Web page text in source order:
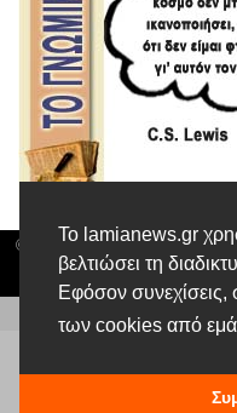
Το lamianews.gr
βελτιώσει τη
Εφόσον
των cookies από
© Lamia News | Διεύθυνση:
22310
Πολιτική απορρήτου Αίτηση
Δημιουργία της